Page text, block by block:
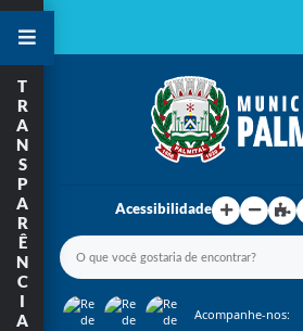
Acessibilidade
Acompanhe-nos:
T
R
A
N
S
P
A
R
Ê
N
C
I
A